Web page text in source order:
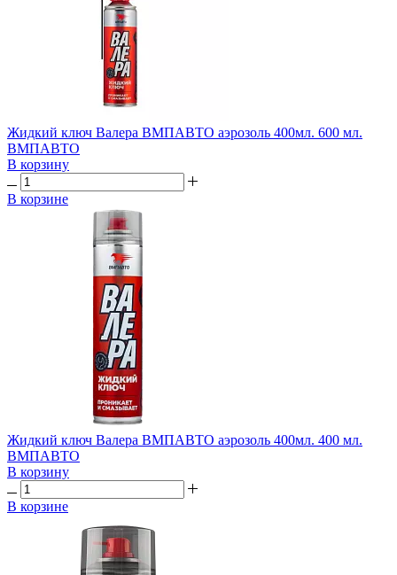
Жидкий ключ Валера ВМПАВТО аэрозоль 400мл. 600 мл.
ВМПАВТО
В корзину
В корзине
Жидкий ключ Валера ВМПАВТО аэрозоль 400мл. 400 мл.
ВМПАВТО
В корзину
В корзине